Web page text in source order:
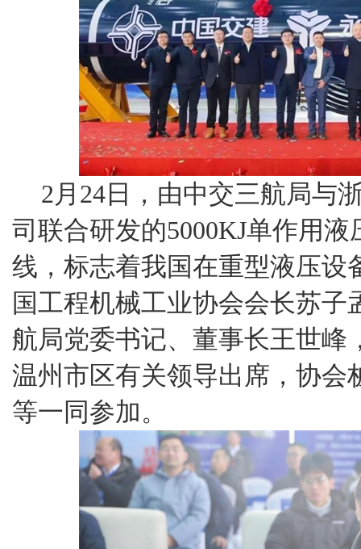
2月24日，由中交三航局与
司联合研发的5000KJ单作用
线，标志着我国在重型液压设
国工程机械工业协会会长苏子
航局党委书记、董事长王世峰
温州市区有关领导出席，协会
等一同参加。